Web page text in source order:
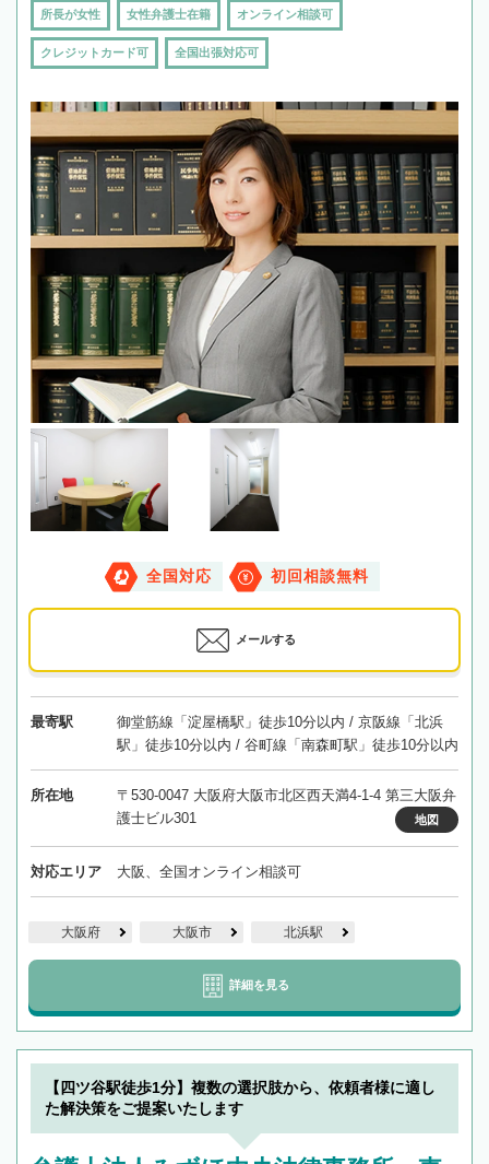
所長が女性 女性弁護士在籍 オンライン相談可
クレジットカード可 全国出張対応可
全国対応 初回相談無料
メールする
最寄駅
御堂筋線「淀屋橋駅」徒歩10分以内 / 京阪線「北浜
駅」徒歩10分以内 / 谷町線「南森町駅」徒歩10分以内
所在地
〒530-0047 大阪府大阪市北区西天満4-1-4 第三大阪弁
護士ビル301
地図
対応エリア 大阪、全国オンライン相談可
大阪府 大阪市 北浜駅
詳細を見る
【四ツ谷駅徒歩1分】複数の選択肢から、依頼者様に適し
た解決策をご提案いたします